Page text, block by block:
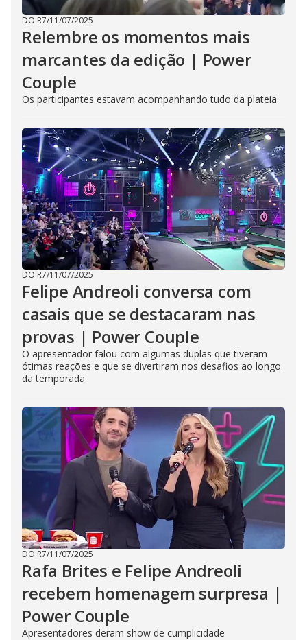
DO R7/11/07/2025
Relembre os momentos mais
marcantes da edição | Power
Couple
Os participantes estavam acompanhando tudo da plateia
DO R7/11/07/2025
Felipe Andreoli conversa com
casais que se destacaram nas
provas | Power Couple
O apresentador falou com algumas duplas que tiveram
ótimas reações e que se divertiram nos desafios ao longo
da temporada
DO R7/11/07/2025
Rafa Brites e Felipe Andreoli
recebem homenagem surpresa |
Power Couple
Apresentadores deram show de cumplicidade